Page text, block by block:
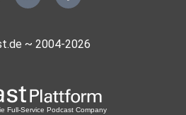
~ 2004-2026